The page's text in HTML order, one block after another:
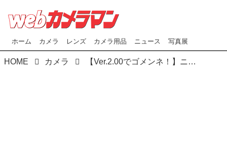
ホーム カメラ レンズ カメラ用品 ニュース 写真展
HOME カメラ 【Ver.2.00でゴメンネ！】ニコンZ 9 ファームアップ・インプレ & Z 24-200mm f4-6.3 Z 400mm f4.5 のインプレも